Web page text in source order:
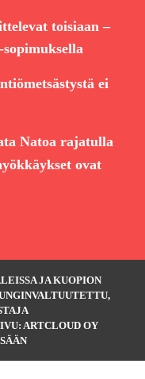
toisiaan –
ei
Natoa rajatulla
ovat
JA KUOPION
ARTCLOUD OY